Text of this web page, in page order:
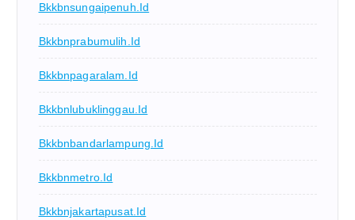
Bkkbnsungaipenuh.id
Bkkbnprabumulih.id
Bkkbnpagaralam.id
Bkkbnlubuklinggau.id
Bkkbnbandarlampung.id
Bkkbnmetro.id
Bkkbnjakartapusat.id